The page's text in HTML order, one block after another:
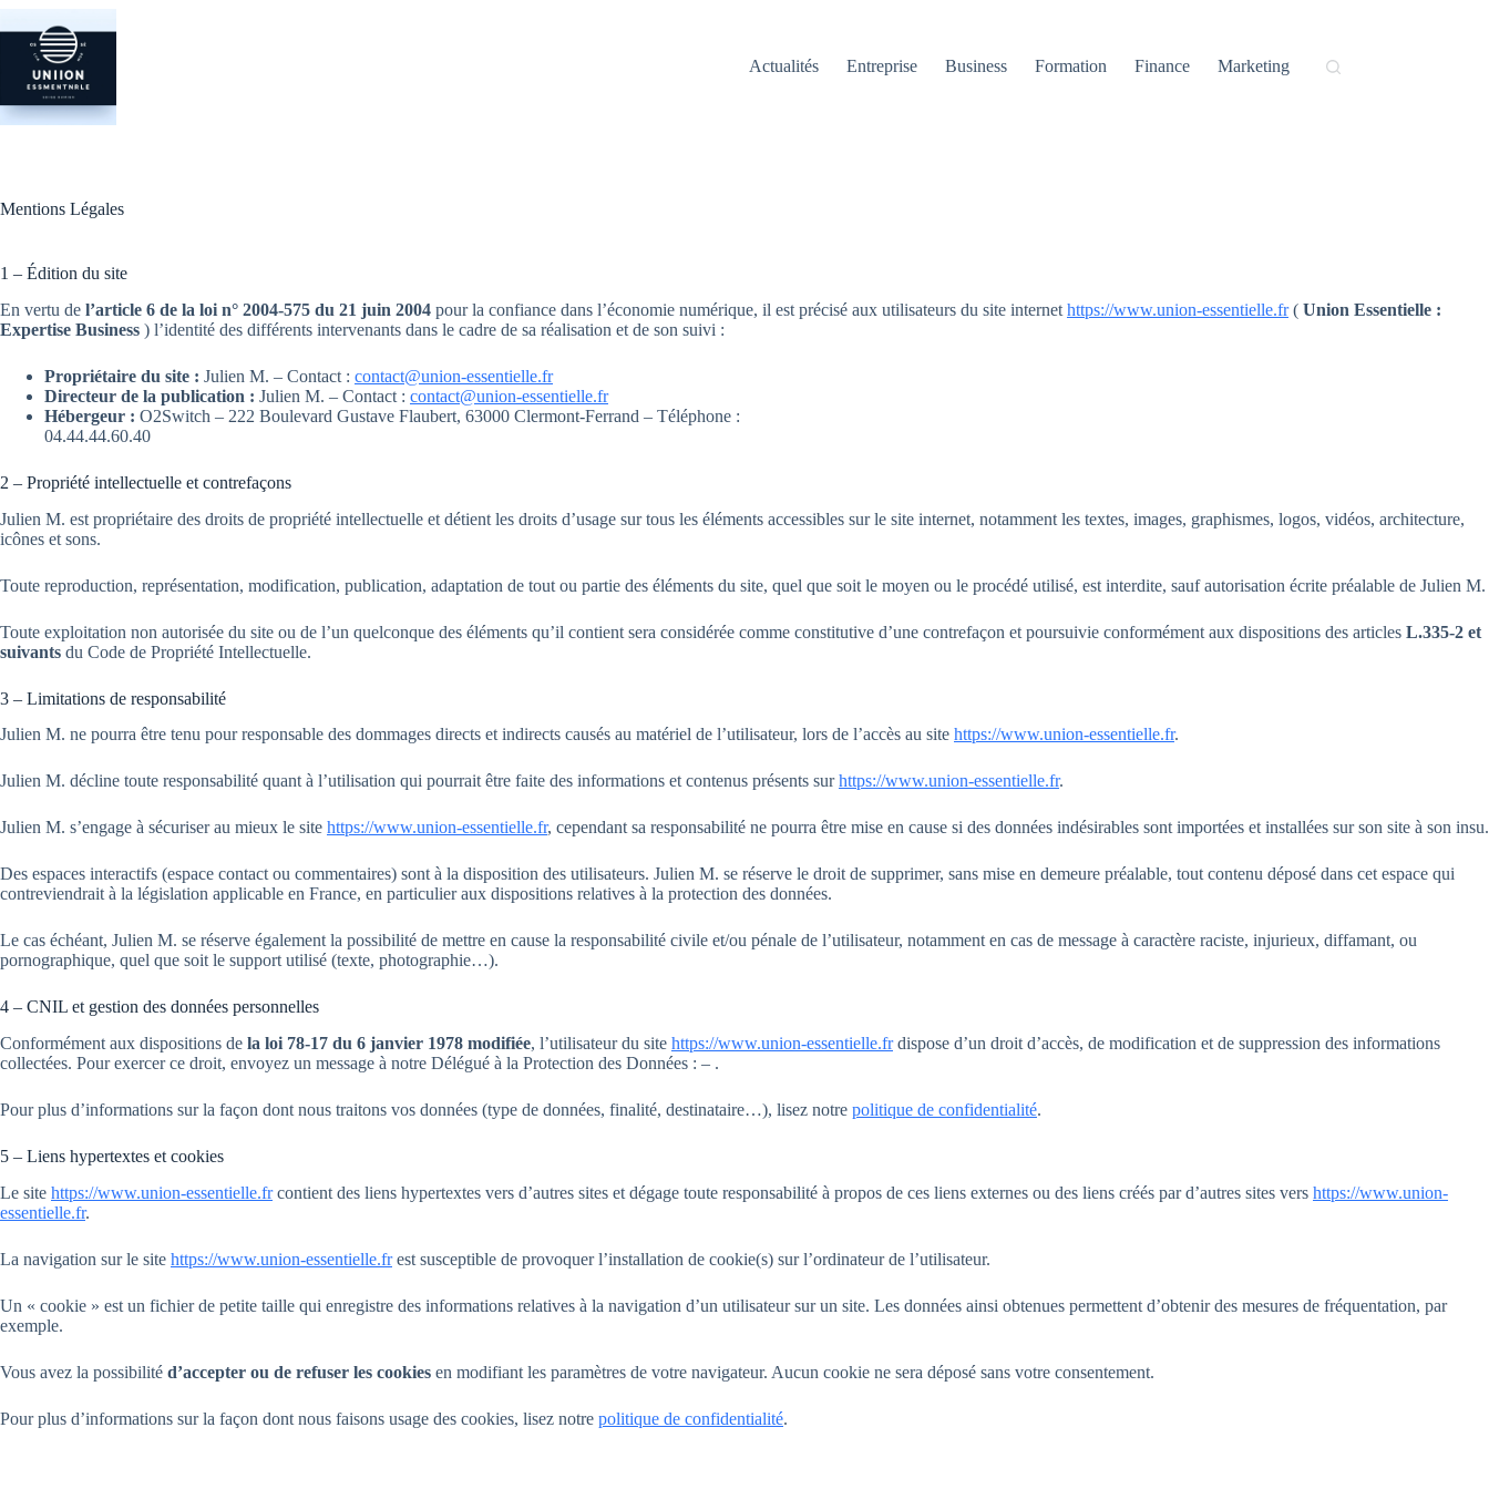
au
contenu
Actualités
Entreprise Business Formation Finance Marketing
Mentions Légales
1 – Édition du site
En vertu de l’article 6 de la loi n° 2004-575 du 21 juin 2004 pour la confiance dans l’économie numérique, il est précisé aux utilisateurs du site internet https://www.union-essentielle.fr( Union Essentielle :
Expertise Business ) l’identité des différents intervenants dans le cadre de sa réalisation et de son suivi :
Propriétaire du site : Julien M. – Contact : contact@union-essentielle.fr
Directeur de la publication : Julien M. – Contact : contact@union-essentielle.fr
Hébergeur : O2Switch – 222 Boulevard Gustave Flaubert, 63000 Clermont-Ferrand – Téléphone :
04.44.44.60.40
2 – Propriété intellectuelle et contrefaçons
Julien M. est propriétaire des droits de propriété intellectuelle et détient les droits d’usage sur tous les éléments accessibles sur le site internet, notamment les textes, images, graphismes, logos, vidéos, architecture,
icônes et sons.
Toute reproduction, représentation, modification, publication, adaptation de tout ou partie des éléments du site, quel que soit le moyen ou le procédé utilisé, est interdite, sauf autorisation écrite préalable de Julien M.
Toute exploitation non autorisée du site ou de l’un quelconque des éléments qu’il contient sera considérée comme constitutive d’une contrefaçon et poursuivie conformément aux dispositions des articles L.335-2 et
suivants du Code de Propriété Intellectuelle.
3 – Limitations de responsabilité
Julien M. ne pourra être tenu pour responsable des dommages directs et indirects causés au matériel de l’utilisateur, lors de l’accès au site https://www.union-essentielle.fr.
Julien M. décline toute responsabilité quant à l’utilisation qui pourrait être faite des informations et contenus présents surhttps://www.union-essentielle.fr.
Julien M. s’engage à sécuriser au mieux le site https://www.union-essentielle.fr, cependant sa responsabilité ne pourra être mise en cause si des données indésirables sont importées et installées sur son site à son insu.
Des espaces interactifs (espace contact ou commentaires) sont à la disposition des utilisateurs. Julien M. se réserve le droit de supprimer, sans mise en demeure préalable, tout contenu déposé dans cet espace qui
contreviendrait à la législation applicable en France, en particulier aux dispositions relatives à la protection des données.
Le cas échéant, Julien M. se réserve également la possibilité de mettre en cause la responsabilité civile et/ou pénale de l’utilisateur, notamment en cas de message à caractère raciste, injurieux, diffamant, ou
pornographique, quel que soit le support utilisé (texte, photographie…).
4 – CNIL et gestion des données personnelles
Conformément aux dispositions de la loi 78-17 du 6 janvier 1978 modifiée, l’utilisateur du site https://www.union-essentielle.frdispose d’un droit d’accès, de modification et de suppression des informations
collectées. Pour exercer ce droit, envoyez un message à notre Délégué à la Protection des Données : – .
Pour plus d’informations sur la façon dont nous traitons vos données (type de données, finalité, destinataire…), lisez notre politique de confidentialité.
5 – Liens hypertextes et cookies
Le site https://www.union-essentielle.frcontient des liens hypertextes vers d’autres sites et dégage toute responsabilité à propos de ces liens externes ou des liens créés par d’autres sites vers https://www.union-
essentielle.fr.
La navigation sur le site https://www.union-essentielle.frest susceptible de provoquer l’installation de cookie(s) sur l’ordinateur de l’utilisateur.
Un « cookie » est un fichier de petite taille qui enregistre des informations relatives à la navigation d’un utilisateur sur un site. Les données ainsi obtenues permettent d’obtenir des mesures de fréquentation, par
exemple.
Vous avez la possibilité d’accepter ou de refuser les cookies en modifiant les paramètres de votre navigateur. Aucun cookie ne sera déposé sans votre consentement.
Pour plus d’informations sur la façon dont nous faisons usage des cookies, lisez notre politique de confidentialité.